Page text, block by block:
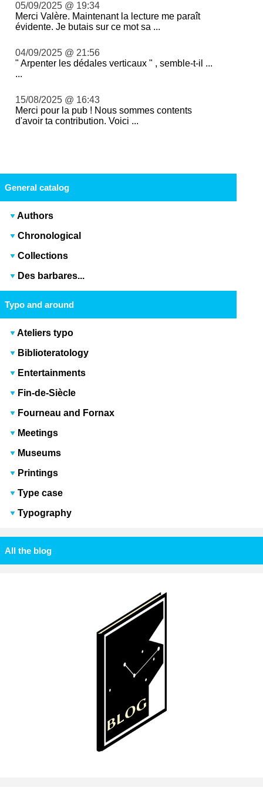
05/09/2025 @ 19:34
Merci Valère. Maintenant la lecture me paraît
évidente. Je butais sur ce mot sa ...
04/09/2025 @ 21:56
" Arpenter les dédales verticaux " , semble-t-il ...
...
15/08/2025 @ 16:43
Merci pour la pub ! Nous sommes contents
d'avoir ta contribution. Voici ...
General catalog
Authors
Chronological
Collections
Des barbares...
Typo and around
Ateliers typo
Biblioteratology
Entertainments
Fin-de-Siècle
Fourneau and Fornax
Meetings
Museums
Printings
Type case
Typography
All the blog